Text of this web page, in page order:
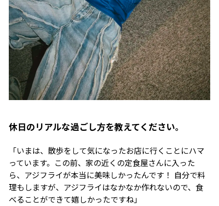
――休日のリアルな過ごし方を教えてください。
「いまは、散歩をして気になったお店に行くことにハマ
っています。この前、家の近くの定食屋さんに入った
ら、アジフライが本当に美味しかったんです！ 自分で料
理もしますが、アジフライはなかなか作れないので、食
べることができて嬉しかったですね」